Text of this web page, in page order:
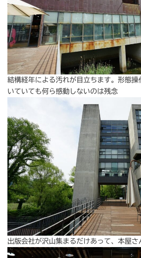
結構経年による汚れが目立ちます。形態
いていても何ら感動しないのは残念
出版会社が沢山集まるだけあって、本屋さ